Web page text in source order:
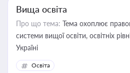
Вища освіта
Про що тема: Тема охоплює
системи вищої освіти, освітніх
Україні
Освіта